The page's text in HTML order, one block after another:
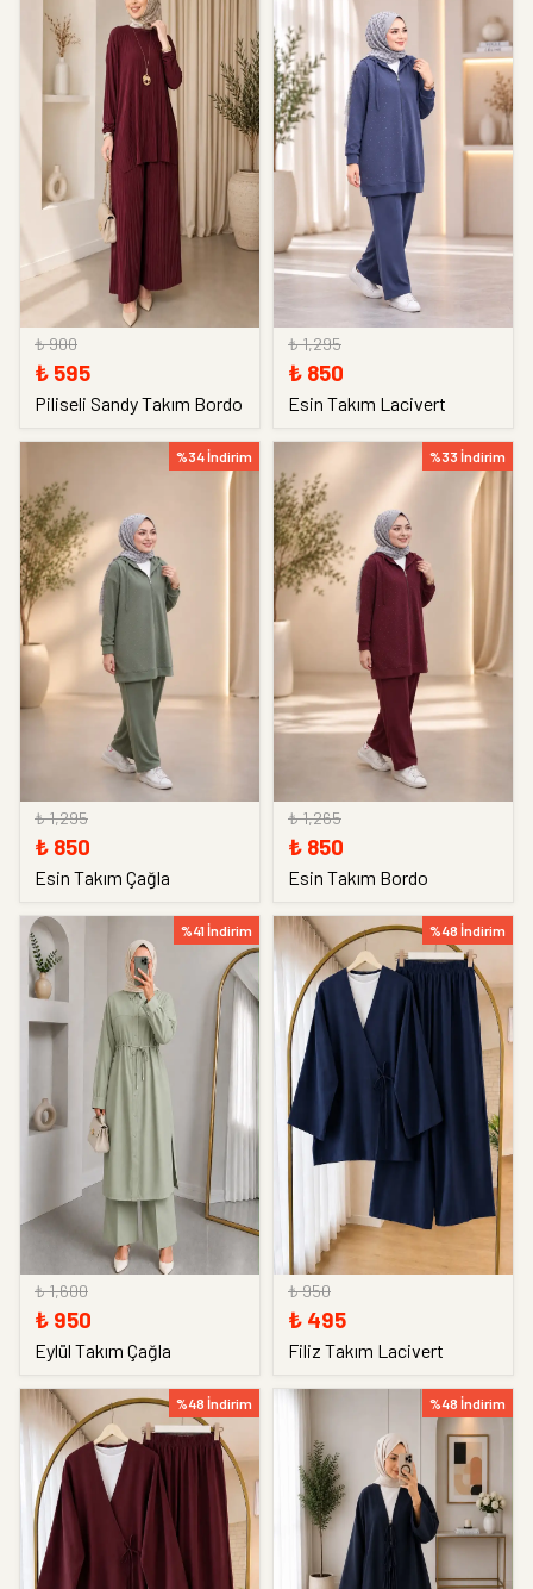
₺ 900
₺ 595
Piliseli Sandy Takım Bordo
₺ 1,295
₺ 850
Esin Takım Lacivert
%34 İndirim
₺ 1,295
₺ 850
Esin Takım Çağla
%33 İndirim
₺ 1,265
₺ 850
Esin Takım Bordo
%41 İndirim
₺ 1,600
₺ 950
Eylül Takım Çağla
%48 İndirim
₺ 950
₺ 495
Filiz Takım Lacivert
%48 İndirim %48 İndirim